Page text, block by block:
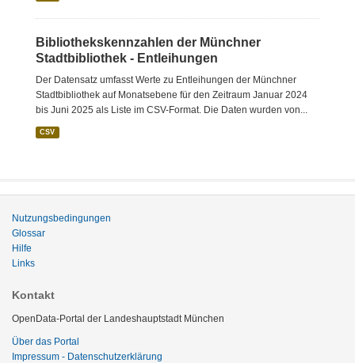
Bibliothekskennzahlen der Münchner
Stadtbibliothek - Entleihungen
Der Datensatz umfasst Werte zu Entleihungen der Münchner
Stadtbibliothek auf Monatsebene für den Zeitraum Januar 2024
bis Juni 2025 als Liste im CSV-Format. Die Daten wurden von...
CSV
Nutzungsbedingungen
Glossar
Hilfe
Links
Kontakt
OpenData-Portal der Landeshauptstadt München
Über das Portal
Impressum - Datenschutzerklärung